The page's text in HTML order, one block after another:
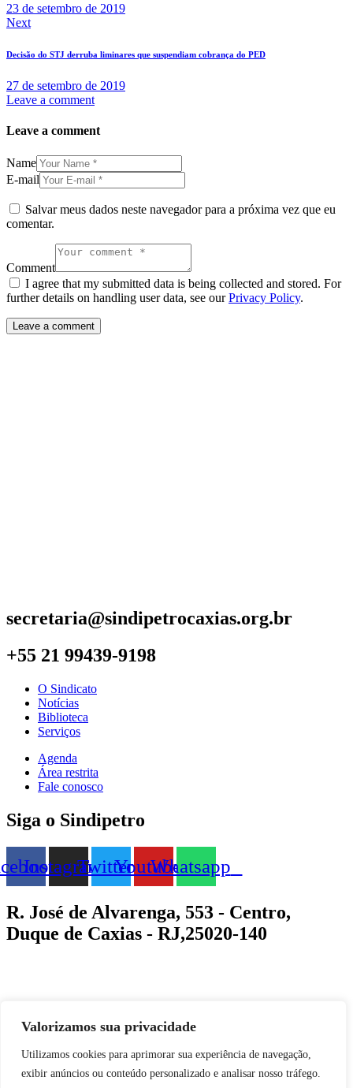
Valorizamos sua privacidade
Utilizamos cookies para aprimorar sua experiência de navegação,
exibir anúncios ou conteúdo personalizado e analisar nosso tráfego.
23 de setembro de 2019
Next
Decisão do STJ derruba liminares que suspendiam cobrança do PED
27 de setembro de 2019
Leave a comment
Leave a comment
Name
E-mail
Salvar meus dados neste navegador para a próxima vez que eu
comentar.
Comment
I agree that my submitted data is being collected and stored. For
further details on handling user data, see ourPrivacy Policy.
secretaria@sindipetrocaxias.org.br
+55 21 99439-9198
O Sindicato
Notícias
Biblioteca
Serviços
Agenda
Área restrita
Fale conosco
Siga o Sindipetro
InstagramTwitterYoutubeWhatsapp
R. José de Alvarenga, 553 - Centro,
Duque de Caxias - RJ,25020-140
Desenvolvido por: Manduá